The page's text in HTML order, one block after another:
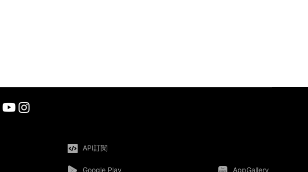
API訂閱
Google Play AppGallery